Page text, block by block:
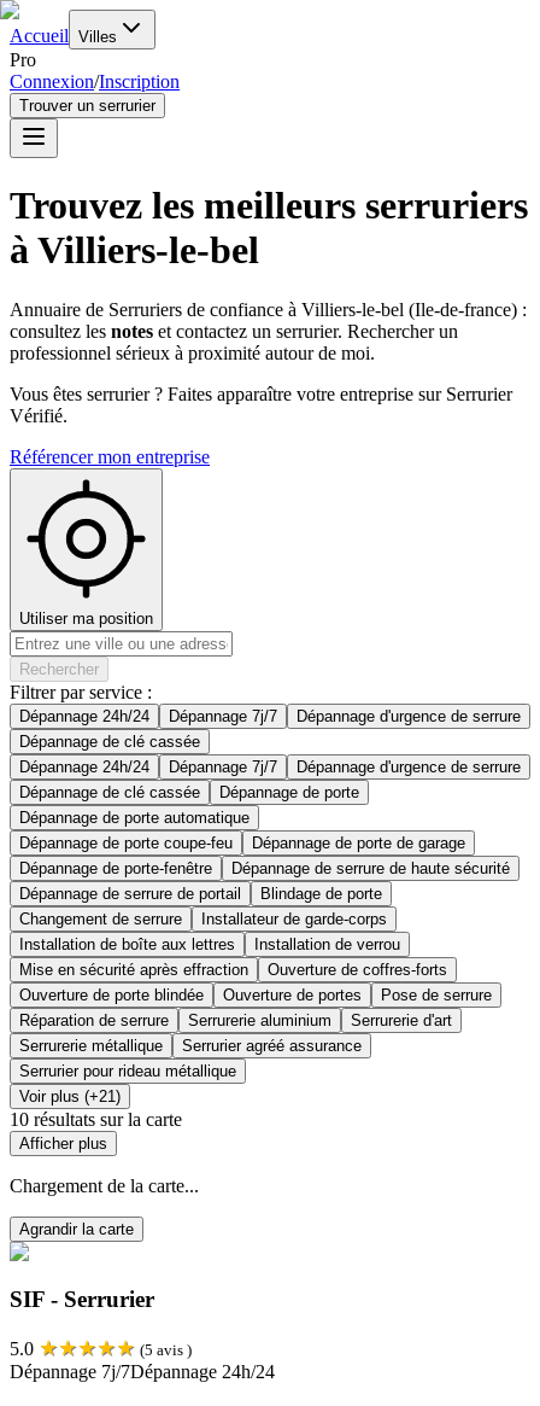
Accueil Villes
Pro
Connexion/Inscription
Trouver un serrurier
Trouvez les meilleurs serruriers
àVilliers-le-bel
Annuaire de Serruriers de confiance à Villiers-le-bel (Ile-de-france) :
consultez les notes et contactez un serrurier. Rechercher un
professionnel sérieux à proximité autour de moi.
Vous êtes serrurier ? Faites apparaître votre entreprise sur Serrurier
Vérifié.
Référencer mon entreprise
Utiliser ma position
Rechercher
Filtrer par service :
Dépannage 24h/24 Dépannage 7j/7
Dépannage d'urgence de serrure
Dépannage de clé cassée
Dépannage 24h/24
Dépannage 7j/7
Dépannage d'urgence de serrure
Dépannage de clé cassée
Dépannage de porte
Dépannage de porte automatique
Dépannage de porte coupe-feu
Dépannage de porte de garage
Dépannage de porte-fenêtre
Dépannage de serrure de haute sécurité
Dépannage de serrure de portail
Blindage de porte
Changement de serrure
Installateur de garde-corps
Installation de boîte aux lettres
Installation de verrou
Mise en sécurité après effraction
Ouverture de coffres-forts
Ouverture de porte blindée
Ouverture de portes
Pose de serrure
Réparation de serrure
Serrurerie aluminium
Serrurerie d'art
Serrurerie métallique
Serrurier agréé assurance
Serrurier pour rideau métallique
Voir plus (+21)
10 résultats sur la carte
Afficher plus
Chargement de la carte...
Agrandir la carte
SIF - Serrurier
5.0 ★★★★★ (5 avis )
Dépannage 7j/7Dépannage 24h/24